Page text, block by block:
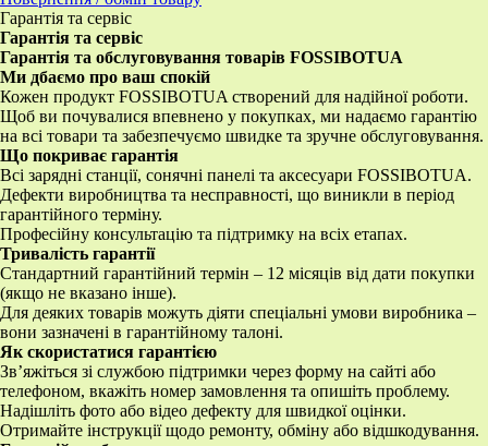
Гарантія та сервіс
Гарантія та сервіс
Гарантія та обслуговування товарів FOSSIBOTUA
Ми дбаємо про ваш спокій
Кожен продукт FOSSIBOTUA створений для надійної роботи.
Щоб ви почувалися впевнено у покупках, ми надаємо гарантію
на всі товари та забезпечуємо швидке та зручне обслуговування.
Що покриває гарантія
Всі зарядні станції, сонячні панелі та аксесуари FOSSIBOTUA.
Дефекти виробництва та несправності, що виникли в період
гарантійного терміну.
Професійну консультацію та підтримку на всіх етапах.
Тривалість гарантії
Стандартний гарантійний термін – 12 місяців від дати покупки
(якщо не вказано інше).
Для деяких товарів можуть діяти спеціальні умови виробника –
вони зазначені в гарантійному талоні.
Як скористатися гарантією
Зв’яжіться зі службою підтримки через форму на сайті або
телефоном, вкажіть номер замовлення та опишіть проблему.
Надішліть фото або відео дефекту для швидкої оцінки.
Отримайте інструкції щодо ремонту, обміну або відшкодування.